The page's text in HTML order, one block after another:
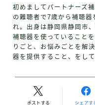
初めましてパートナーズ
の難聴者で7歳から補聴器
れ。出身は静岡県静岡市
補聴器を使っていること
りごと、お悩みごとを解
器を提供すること、をして
ポストする シェアす